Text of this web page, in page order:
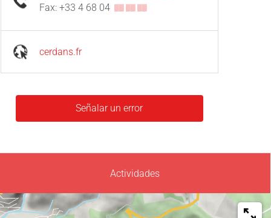
Fax: +33 4 68 04 ▒▒ ▒▒ ▒▒
cerdans.fr
Señalar un error
Actividades